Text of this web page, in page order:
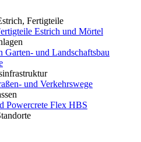
Fertigteile
Estrich und Mörtel
Garten- und Landschaftsbau
und Verkehrswege
Powercrete Flex HBS